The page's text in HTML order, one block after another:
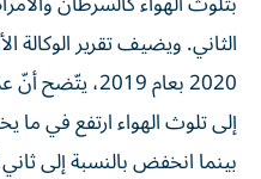
الثاني. ويضيف تقرير الوكالة
2020 بعام